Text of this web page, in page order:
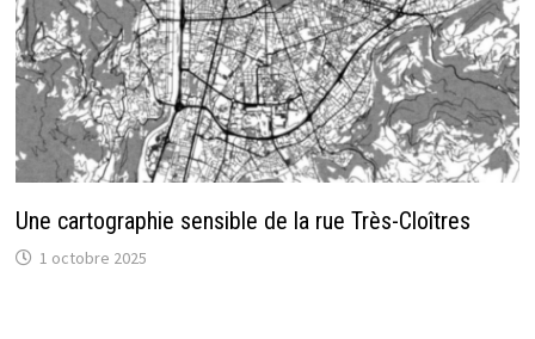
Une cartographie sensible de la rue Très-Cloîtres
1 octobre 2025